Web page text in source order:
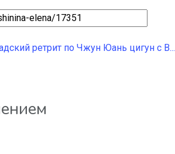
ретрит по Чжун Юань цигун с В...